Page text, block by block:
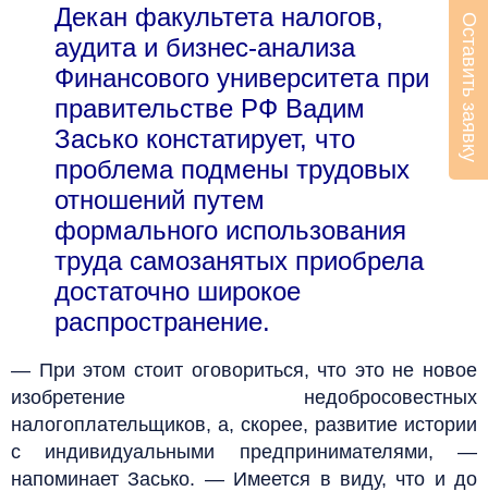
Декан факультета налогов,
аудита и бизнес-анализа
Финансового университета при
правительстве РФ Вадим
Засько констатирует, что
проблема подмены трудовых
отношений путем
формального использования
труда самозанятых приобрела
достаточно широкое
распространение.
— При этом стоит оговориться, что это не новое
изобретение недобросовестных
налогоплательщиков, а, скорее, развитие истории
с индивидуальными предпринимателями, —
напоминает Засько. — Имеется в виду, что и до
Оставить заявку